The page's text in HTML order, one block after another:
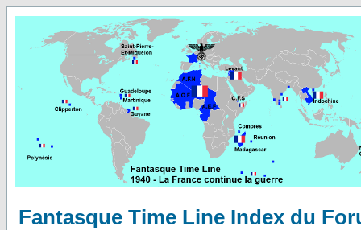
Fantasque Time Line Index du